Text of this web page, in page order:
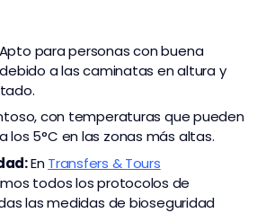
para personas con buena
a las caminatas en altura y
con temperaturas que pueden
los 5°C en las zonas más altas.
EnTransfers & Tours
todos los protocolos de
las medidas de bioseguridad